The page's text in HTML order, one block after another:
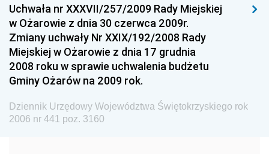
Dziennik Urzędowy Głównego Urzędu Miar
Dziennik Urzędowy Ministra Rolnictwa i Rozwoju Wsi
Dziennik Urzędowy Ministra Edukacji Narodowej i
Sportu
Dziennik Urzędowy Ministra Edukacji i Nauki
Dziennik Urzędowy Ministra Edukacji Narodowej
Dziennik Urzędowy Ministra Gospodarki Morskiej
Uchwała nr XXXVII/257/2009 Rady Miejskiej
w Ożarowie z dnia 30 czerwca 2009r.
Zmiany uchwały Nr XXIX/192/2008 Rady
Miejskiej w Ożarowie z dnia 17 grudnia
2008 roku w sprawie uchwalenia budżetu
Gminy Ożarów na 2009 rok.
Dziennik Urzędowy Województwa Świętokrzyskiego rok
2006 nr 441 poz. 3160